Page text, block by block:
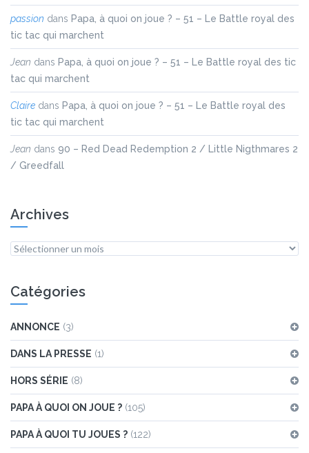
passion dans Papa, à quoi on joue ? – 51 – Le Battle royal des
tic tac qui marchent
Jean dans Papa, à quoi on joue ? – 51 – Le Battle royal des tic
tac qui marchent
Claire dans Papa, à quoi on joue ? – 51 – Le Battle royal des
tic tac qui marchent
Jean dans 90 – Red Dead Redemption 2 / Little Nigthmares 2
/ Greedfall
Archives
Archives
Catégories
ANNONCE (3)
DANS LA PRESSE (1)
HORS SÉRIE (8)
PAPA À QUOI ON JOUE ? (105)
PAPA À QUOI TU JOUES ? (122)